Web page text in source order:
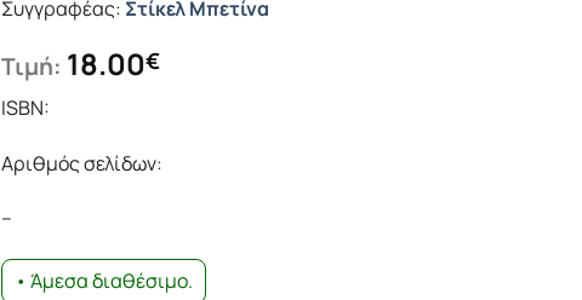
Συγγραφέας: Στίκελ Μπετίνα
Τιμή: 18.00€
ISBN:
Αριθμός σελίδων:
–
• Άμεσα διαθέσιμο.